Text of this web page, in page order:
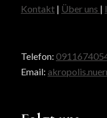
Kontakt | Über uns |
Telefon:
Email: